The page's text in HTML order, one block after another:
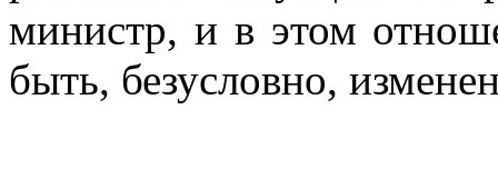
министр, и в этом
быть, безусловно,